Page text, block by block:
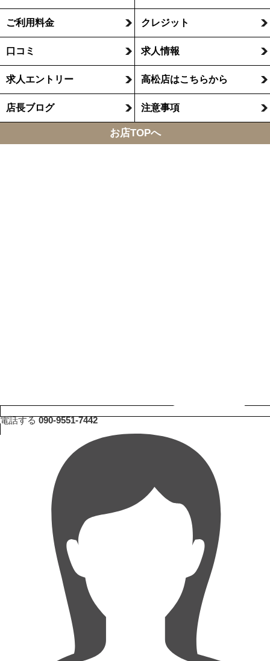
ご利用料金 クレジット
口コミ 求人情報
求人エントリー 高松店はこちらから
店長ブログ 注意事項
お店TOPへ
電話する090-9551-7442